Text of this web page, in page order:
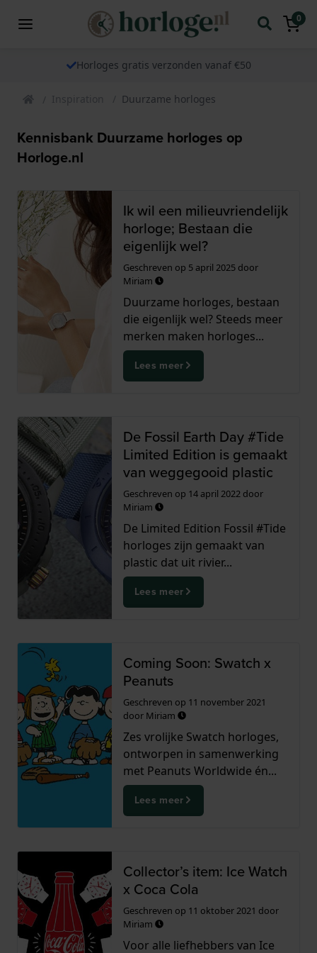
0
Horloges gratis verzonden vanaf €50
Inspiration Duurzame horloges
Kennisbank Duurzame horloges op
Horloge.nl
Ik wil een milieuvriendelijk
horloge; Bestaan die
eigenlijk wel?
Geschreven op 5 april 2025door
Miriam
Duurzame horloges, bestaan
die eigenlijk wel? Steeds meer
merken maken horloges...
Lees meer
De Fossil Earth Day #Tide
Limited Edition is gemaakt
van weggegooid plastic
Geschreven op 14 april 2022door
Miriam
De Limited Edition Fossil #Tide
horloges zijn gemaakt van
plastic dat uit rivier...
Lees meer
Coming Soon: Swatch x
Peanuts
Geschreven op 11 november 2021
door Miriam
Zes vrolijke Swatch horloges,
ontworpen in samenwerking
met Peanuts Worldwide én...
Lees meer
Collector’s item: Ice Watch
x Coca Cola
Geschreven op 11 oktober 2021 door
Miriam
Voor alle liefhebbers van Ice